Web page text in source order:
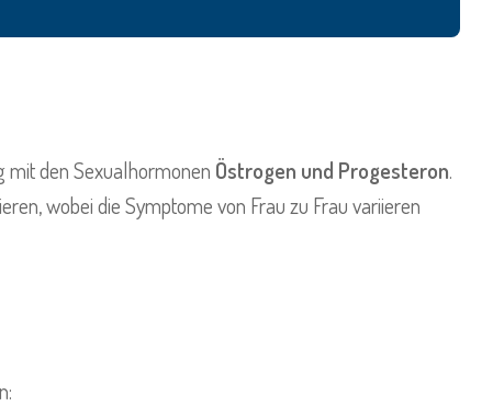
mit den Sexualhormonen Östrogen und Progesteron.
wobei die Symptome von Frau zu Frau variieren